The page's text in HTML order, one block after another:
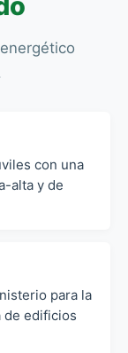
con una
alta y de
para la
edificios